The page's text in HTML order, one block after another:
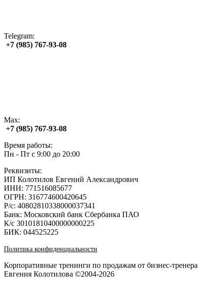
Telegram:
+7 (985) 767‑93‑08
Max:
+7 (985) 767‑93‑08
Время работы:
Пн - Пт с 9:00 до 20:00
Реквизиты:
ИП Колотилов Евгений Александрович
ИНН: 771516085677
ОГРН: 316774600420645
Р/с: 40802810338000037341
Банк: Московский банк Сбербанка ПАО
К/с 30101810400000000225
БИК: 044525225
Политика конфиденциальности
Корпоративные тренинги по продажам от бизнес-тренера
Евгения Колотилова ©2004-2026